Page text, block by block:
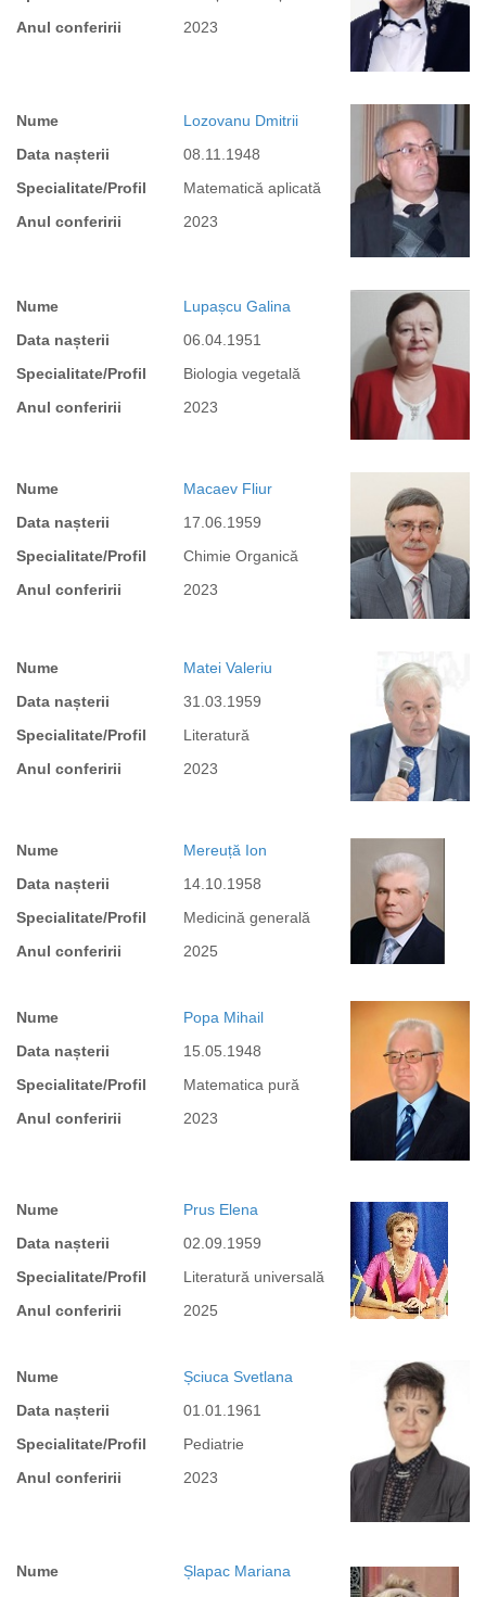
Anul conferirii
2023
Nume
Data nașterii
Specialitate/Profil
Anul conferirii
Lozovanu Dmitrii
08.11.1948
Matematică aplicată
2023
Nume
Data nașterii
Specialitate/Profil
Anul conferirii
Lupașcu Galina
06.04.1951
Biologia vegetală
2023
Nume
Data nașterii
Specialitate/Profil
Anul conferirii
Macaev Fliur
17.06.1959
Chimie Organică
2023
Nume
Data nașterii
Specialitate/Profil
Anul conferirii
Matei Valeriu
31.03.1959
Literatură
2023
Nume
Data nașterii
Specialitate/Profil
Anul conferirii
Mereuță Ion
14.10.1958
Medicină generală
2025
Nume
Data nașterii
Specialitate/Profil
Anul conferirii
Popa Mihail
15.05.1948
Matematica pură
2023
Nume
Data nașterii
Specialitate/Profil
Anul conferirii
Prus Elena
02.09.1959
Literatură universală
2025
Nume
Data nașterii
Specialitate/Profil
Anul conferirii
Șciuca Svetlana
01.01.1961
Pediatrie
2023
Nume
Șlapac Mariana